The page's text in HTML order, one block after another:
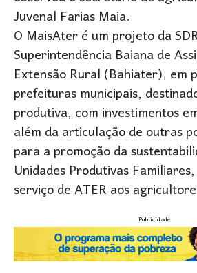
Juvenal Farias Maia.
O MaisAter é um projeto da
Superintendência Baiana de
Extensão Rural (Bahiater), em
prefeituras municipais,
produtiva, com investimentos
além da articulação de outras
para a promoção da
Unidades Produtivas
serviço de ATER aos
Publicidade